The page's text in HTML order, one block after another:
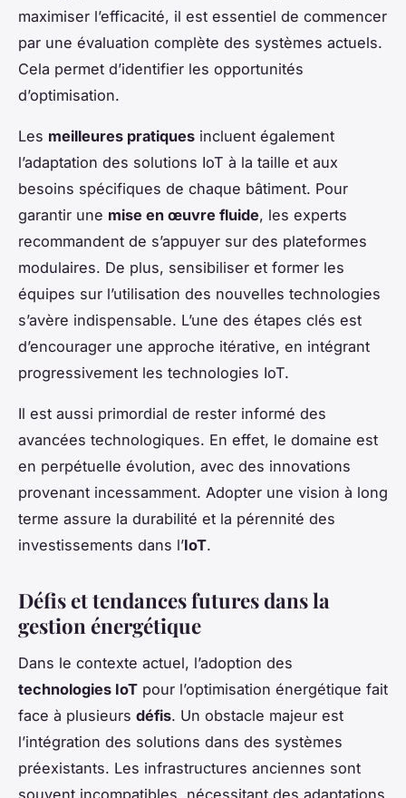
maximiser l’efficacité, il est essentiel de commencer
par une évaluation complète des systèmes actuels.
Cela permet d’identifier les opportunités
d’optimisation.
Les meilleures pratiques incluent également
l’adaptation des solutions IoT à la taille et aux
besoins spécifiques de chaque bâtiment. Pour
garantir une mise en œuvre fluide, les experts
recommandent de s’appuyer sur des plateformes
modulaires. De plus, sensibiliser et former les
équipes sur l’utilisation des nouvelles technologies
s’avère indispensable. L’une des étapes clés est
d’encourager une approche itérative, en intégrant
progressivement les technologies IoT.
Il est aussi primordial de rester informé des
avancées technologiques. En effet, le domaine est
en perpétuelle évolution, avec des innovations
provenant incessamment. Adopter une vision à long
terme assure la durabilité et la pérennité des
investissements dans l’IoT.
Défis et tendances futures dans la
gestion énergétique
Dans le contexte actuel, l’adoption des
technologies IoT pour l’optimisation énergétique fait
face à plusieurs défis. Un obstacle majeur est
l’intégration des solutions dans des systèmes
préexistants. Les infrastructures anciennes sont
souvent incompatibles, nécessitant des adaptations